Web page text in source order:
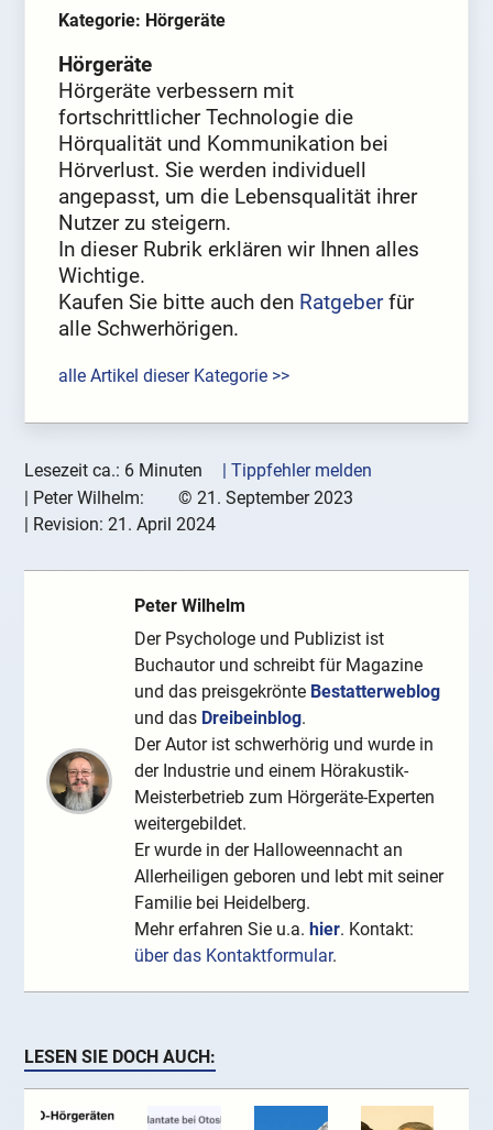
Kategorie: Hörgeräte
Hörgeräte
Hörgeräte verbessern mit
fortschrittlicher Technologie die
Hörqualität und Kommunikation bei
Hörverlust. Sie werden individuell
angepasst, um die Lebensqualität ihrer
Nutzer zu steigern.
In dieser Rubrik erklären wir Ihnen alles
Wichtige.
Kaufen Sie bitte auch den Ratgeberfür
alle Schwerhörigen.
alle Artikel dieser Kategorie >>
Lesezeit ca.: 6 Minuten
| Tippfehler melden
| Peter Wilhelm: © 21. September 2023
| Revision:21. April 2024
Peter Wilhelm
Der Psychologe und Publizist ist
Buchautor und schreibt für Magazine
und das preisgekrönte Bestatterweblog
und das Dreibeinblog.
Der Autor ist schwerhörig und wurde in
der Industrie und einem Hörakustik-
Meisterbetrieb zum Hörgeräte-Experten
weitergebildet.
Er wurde in der Halloweennacht an
Allerheiligen geboren und lebt mit seiner
Familie bei Heidelberg.
Mehr erfahren Sie u.a.hier. Kontakt:
über das Kontaktformular.
LESEN SIE DOCH AUCH: